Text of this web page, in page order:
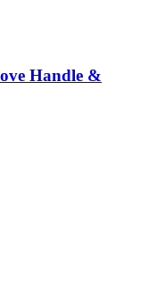
Handle &